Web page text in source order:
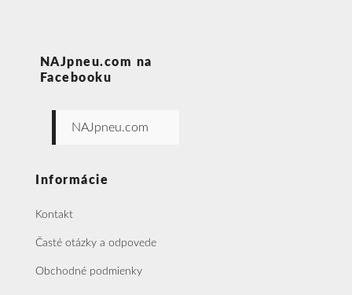
NAJpneu.com na
Facebooku
NAJpneu.com
Informácie
Kontakt
Časté otázky a odpovede
Obchodné podmienky